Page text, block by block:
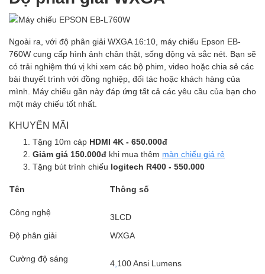
Ngoài ra, với độ phân giải WXGA 16:10, máy chiếu Epson EB-
760W cung cấp hình ảnh chân thật, sống động và sắc nét. Bạn sẽ
có trải nghiệm thú vị khi xem các bộ phim, video hoặc chia sẻ các
bài thuyết trình với đồng nghiệp, đối tác hoặc khách hàng của
mình. Máy chiếu gần này đáp ứng tất cả các yêu cầu của bạn cho
một máy chiếu tốt nhất.
KHUYẾN MÃI
Tặng 10m cáp HDMI 4K - 650.000đ
Giảm giá 150.000đ khi mua thêm màn chiếu giá rẻ
Tặng bút trình chiếu logitech R400 - 550.000
Tên Thông số
Công nghệ
3LCD
Độ phân giải
WXGA
Cường độ sáng 4 100 Ansi Lumens